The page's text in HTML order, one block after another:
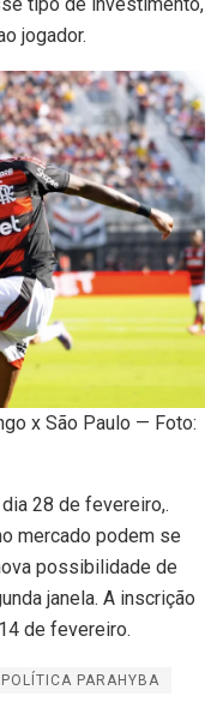
jogador.
x São Paulo — Foto:
28 de fevereiro,.
mercado podem se
possibilidade de
janela. A inscrição
de fevereiro.
POLÍTICA PARAHYBA